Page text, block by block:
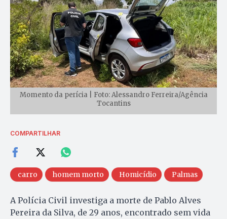
Momento da perícia | Foto: Alessandro Ferreira/Agência
Tocantins
COMPARTILHAR
carro homem morto Homicídio Palmas
A Polícia Civil investiga a morte de Pablo Alves
Pereira da Silva, de 29 anos, encontrado sem vida